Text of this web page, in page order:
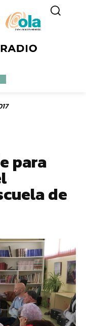
para
de